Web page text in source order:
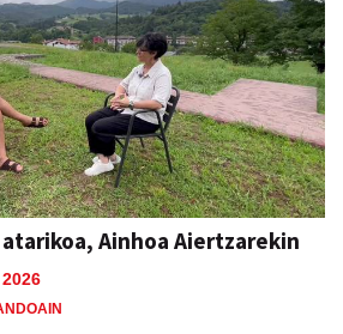
Ainhoa Aiertzarekin